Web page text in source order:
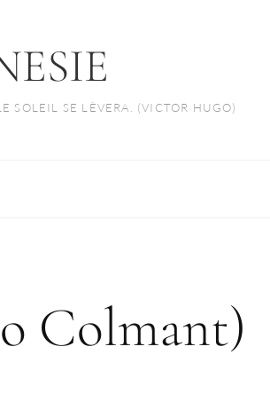
SOLEIL SE LÈVERA. (VICTOR HUGO)
Colmant)